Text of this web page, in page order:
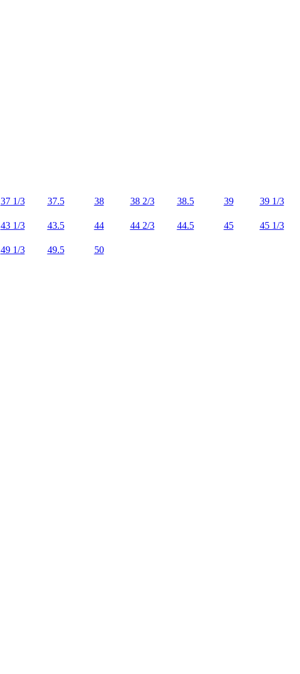
37 1/3 37.5 38 38 2/3 38.5 39 39 1/3
43 1/3 43.5 44 44 2/3 44.5 45 45 1/3
49 1/3 49.5 50